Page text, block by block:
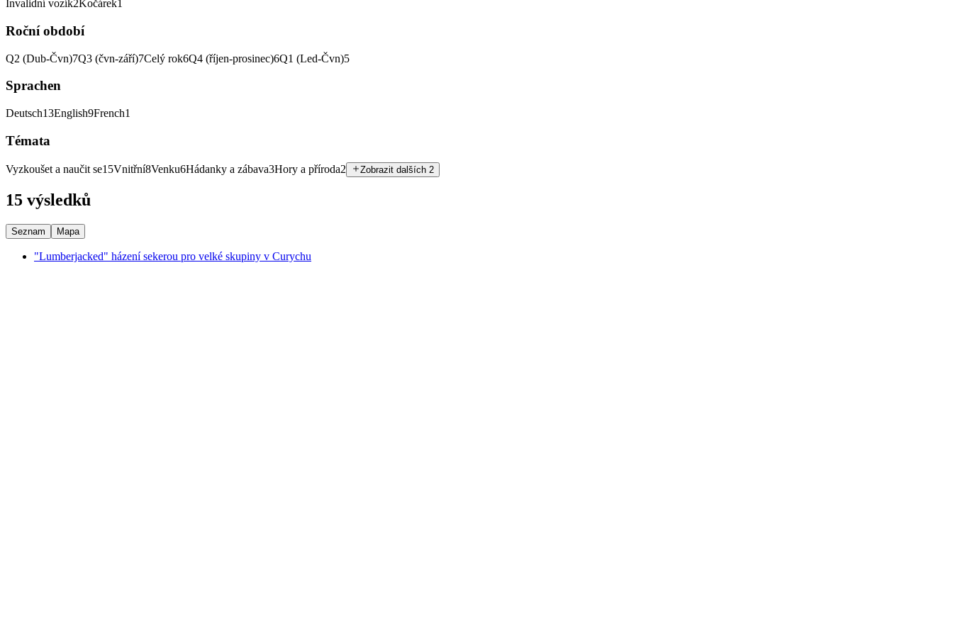
Invalidní vozík2Kočárek1
Roční období
Q2 (Dub-Čvn)7Q3 (čvn-září)7Celý rok6Q4 (říjen-prosinec)6Q1 (Led-Čvn)5
Sprachen
Deutsch13English9French1
Témata
Vyzkoušet a naučit se15Vnitřní8Venku6Hádanky a zábava3Hory a příroda2 Zobrazit dalších 2
15 výsledků
Seznam Mapa
"Lumberjacked" házení sekerou pro velké skupiny v Curychu